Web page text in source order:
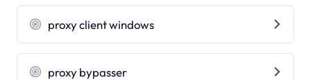
proxy client windows
proxy bypasser